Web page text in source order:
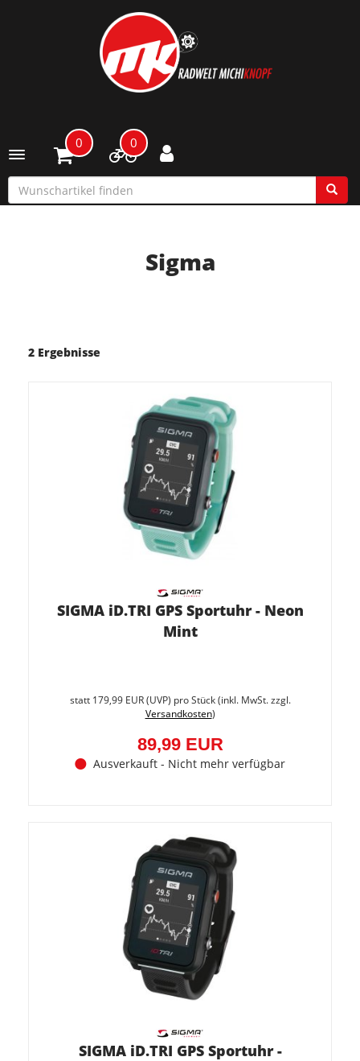
Toggle navigation
0 0
Sigma
2 Ergebnisse
SIGMA iD.TRI GPS Sportuhr - Neon
Mint
statt 179,99 EUR(UVP) pro Stück (inkl. MwSt. zzgl.
Versandkosten)
89,99 EUR
Ausverkauft - Nicht mehr verfügbar
SIGMA iD.TRI GPS Sportuhr -